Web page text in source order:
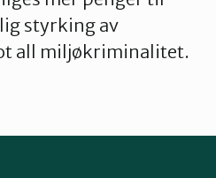
styrking av
all miljøkriminalitet.